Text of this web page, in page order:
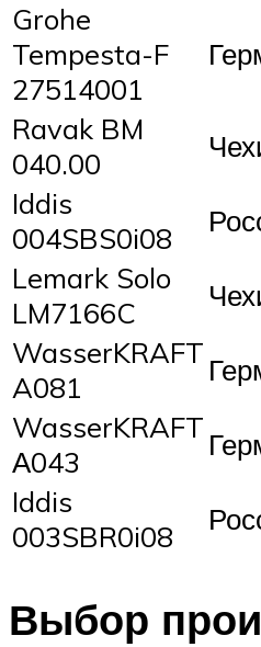
Grohe
Tempesta-F
27514001
Ravak BM
040.00
Iddis
004SBS0i08
Lemark Solo
LM7166C
WasserKRAFT
A081
WasserKRAFT
А043
Iddis
003SBR0i08
Выбор